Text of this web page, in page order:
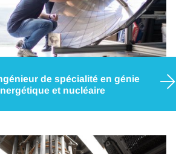
de spécialité en génie
et nucléaire
et piloter des solutions innovantes pour
aux besoins énergétiques des